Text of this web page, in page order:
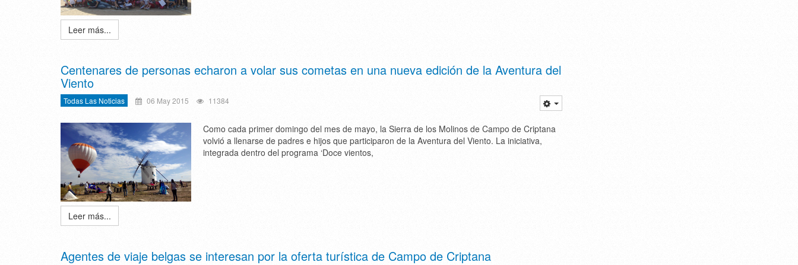
Leer más...
Centenares de personas echaron a volar sus cometas en una nueva edición de la Aventura del
Viento
Todas Las Noticias 06 May 2015 11384
Como cada primer domingo del mes de mayo, la Sierra de los Molinos de Campo de Criptana
volvió a llenarse de padres e hijos que participaron de la Aventura del Viento. La iniciativa,
integrada dentro del programa ‘Doce vientos,
Leer más...
Agentes de viaje belgas se interesan por la oferta turística de Campo de Criptana